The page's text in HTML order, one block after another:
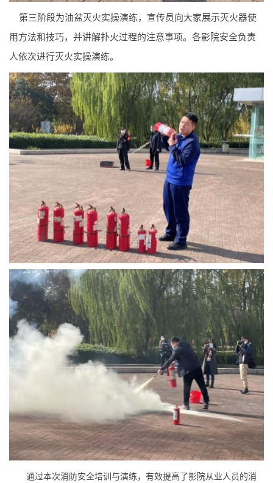
第三阶段为油盆灭火实操演练，宣传员向大家展示灭火器使
用方法和技巧，并讲解扑火过程的注意事项。各影院安全负责
人依次进行灭火实操演练。
通过本次消防安全培训与演练，有效提高了影院从业人员的消